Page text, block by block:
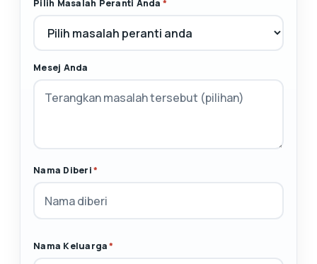
Pilih Masalah Peranti Anda *
Mesej Anda
Nama Diberi*
Nama Keluarga*